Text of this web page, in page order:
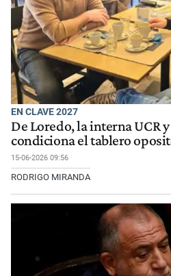
EN CLAVE 2027
De Loredo, la interna UCR
condiciona el tablero
15-06-2026 09:56
RODRIGO MIRANDA